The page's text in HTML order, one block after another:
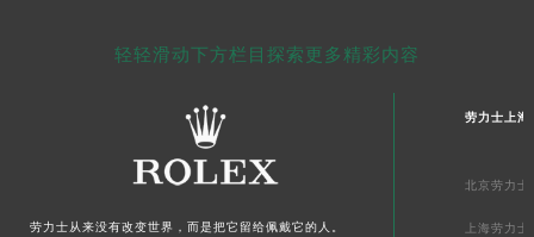
揭秘
焕发
轻轻滑动下方栏目探索更多精彩内容
劳力士从来没有改变世界，而是把它留给佩戴它的人。
劳力士上海
北京劳力
上海劳力